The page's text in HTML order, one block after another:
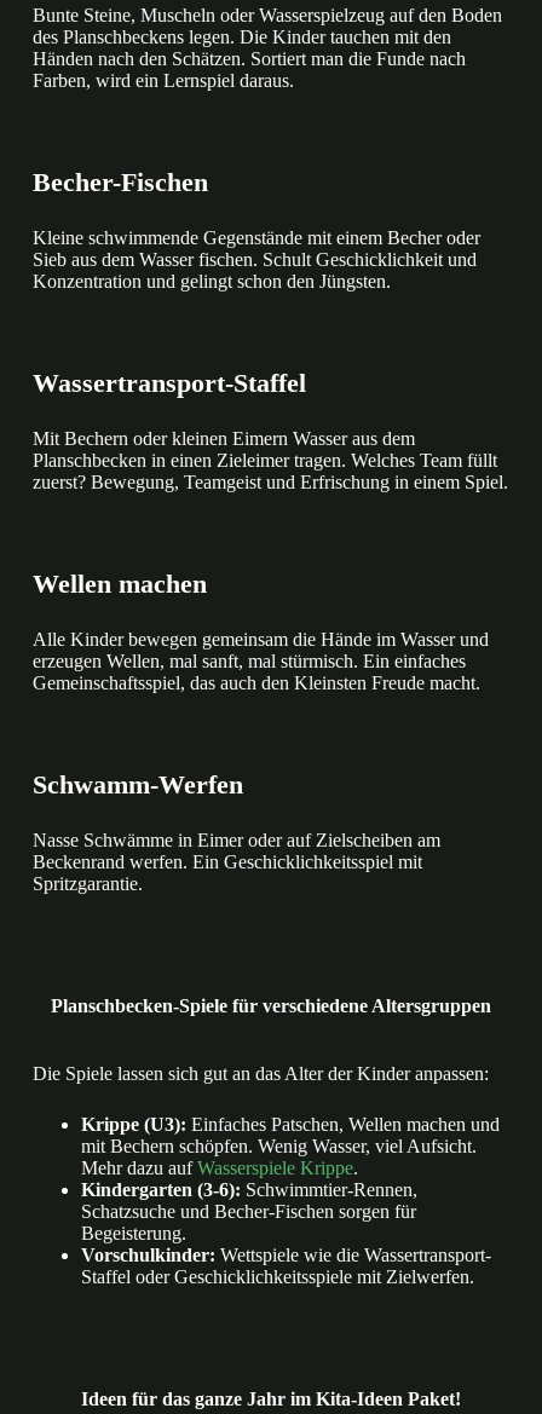
Bunte Steine, Muscheln oder Wasserspielzeug auf den Boden
des Planschbeckens legen. Die Kinder tauchen mit den
Händen nach den Schätzen. Sortiert man die Funde nach
Farben, wird ein Lernspiel daraus.
Becher-Fischen
Kleine schwimmende Gegenstände mit einem Becher oder
Sieb aus dem Wasser fischen. Schult Geschicklichkeit und
Konzentration und gelingt schon den Jüngsten.
Wassertransport-Staffel
Mit Bechern oder kleinen Eimern Wasser aus dem
Planschbecken in einen Zieleimer tragen. Welches Team füllt
zuerst? Bewegung, Teamgeist und Erfrischung in einem Spiel.
Wellen machen
Alle Kinder bewegen gemeinsam die Hände im Wasser und
erzeugen Wellen, mal sanft, mal stürmisch. Ein einfaches
Gemeinschaftsspiel, das auch den Kleinsten Freude macht.
Schwamm-Werfen
Nasse Schwämme in Eimer oder auf Zielscheiben am
Beckenrand werfen. Ein Geschicklichkeitsspiel mit
Spritzgarantie.
Planschbecken-Spiele für verschiedene Altersgruppen
Die Spiele lassen sich gut an das Alter der Kinder anpassen:
Krippe (U3): Einfaches Patschen, Wellen machen und
mit Bechern schöpfen. Wenig Wasser, viel Aufsicht.
Mehr dazu aufWasserspiele Krippe.
Kindergarten (3-6): Schwimmtier-Rennen,
Schatzsuche und Becher-Fischen sorgen für
Begeisterung.
Vorschulkinder: Wettspiele wie die Wassertransport-
Staffel oder Geschicklichkeitsspiele mit Zielwerfen.
Ideen für das ganze Jahr im Kita-Ideen Paket!